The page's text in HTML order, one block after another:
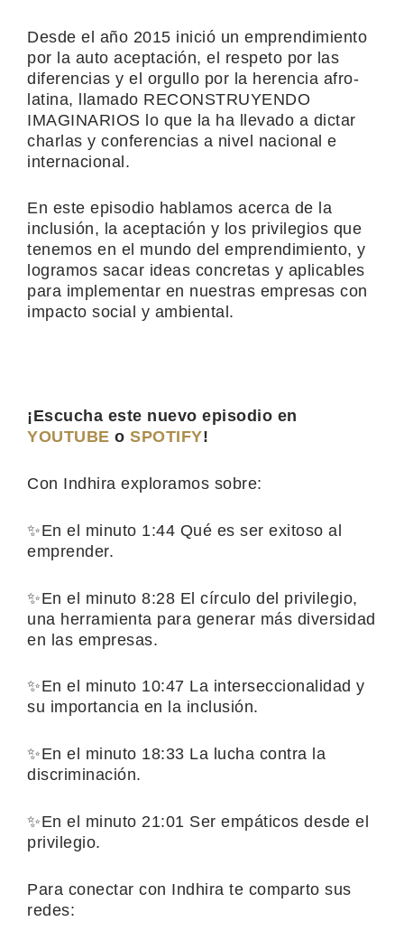
Desde el año 2015 inició un emprendimiento
por la auto aceptación, el respeto por las
diferencias y el orgullo por la herencia afro-
latina, llamado RECONSTRUYENDO
IMAGINARIOS lo que la ha llevado a dictar
charlas y conferencias a nivel nacional e
internacional.
En este episodio hablamos acerca de la
inclusión, la aceptación y los privilegios que
tenemos en el mundo del emprendimiento, y
logramos sacar ideas concretas y aplicables
para implementar en nuestras empresas con
impacto social y ambiental.
¡Escucha este nuevo episodio en
YOUTUBE o SPOTIFY!
Con Indhira exploramos sobre:
✨En el minuto 1:44 Qué es ser exitoso al
emprender.
✨En el minuto 8:28 El círculo del privilegio,
una herramienta para generar más diversidad
en las empresas.
✨En el minuto 10:47 La interseccionalidad y
su importancia en la inclusión.
✨En el minuto 18:33 La lucha contra la
discriminación.
✨En el minuto 21:01 Ser empáticos desde el
privilegio.
Para conectar con Indhira te comparto sus
redes: